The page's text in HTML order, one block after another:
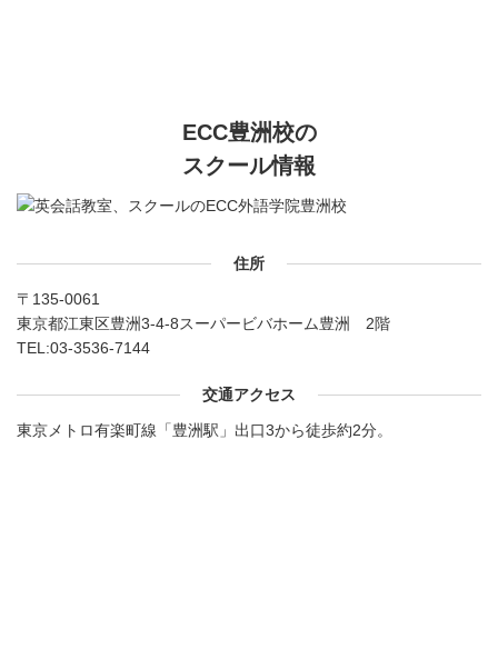
ECC豊洲校の
スクール情報
住所
〒135-0061
東京都江東区豊洲3-4-8スーパービバホーム豊洲 2階
TEL:03-3536-7144
交通アクセス
東京メトロ有楽町線「豊洲駅」出口3から徒歩約2分。